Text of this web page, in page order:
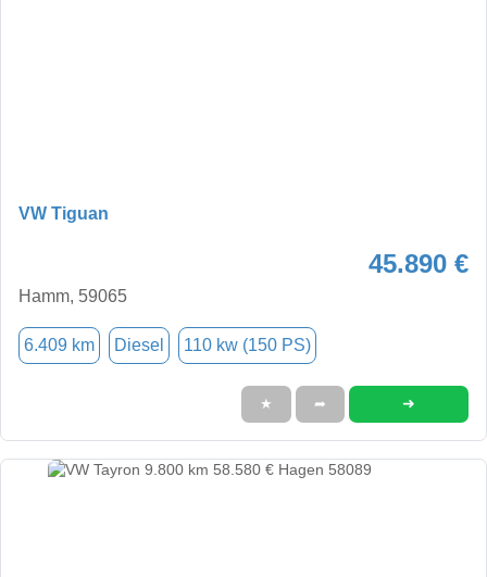
VW Tiguan
45.890 €
Hamm, 59065
6.409 km Diesel 110 kw (150 PS)
★ ➦ ➜